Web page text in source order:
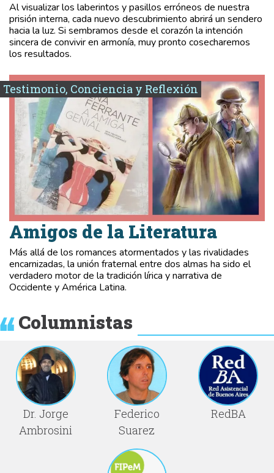
Al visualizar los laberintos y pasillos erróneos de nuestra
prisión interna, cada nuevo descubrimiento abrirá un sendero
hacia la luz. Si sembramos desde el corazón la intención
sincera de convivir en armonía, muy pronto cosecharemos
los resultados.
Testimonio, Conciencia y Reflexión
Amigos de la Literatura
Más allá de los romances atormentados y las rivalidades
encarnizadas, la unión fraternal entre dos almas ha sido el
verdadero motor de la tradición lírica y narrativa de
Occidente y América Latina.
Columnistas
Dr. Jorge
Ambrosini
Federico
Suarez
RedBA